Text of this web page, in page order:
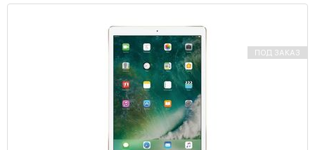
ПОД ЗАКАЗ